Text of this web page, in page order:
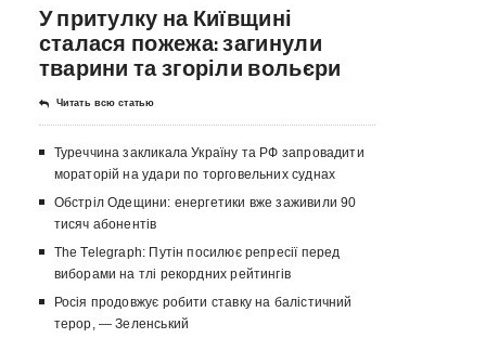
У притулку на Київщині
сталася пожежа: загинули
тварини та згоріли вольєри
Читать всю статью
Туреччина закликала Україну та РФ запровадити
мораторій на удари по торговельних суднах
Обстріл Одещини: енергетики вже заживили 90
тисяч абонентів
The Telegraph: Путін посилює репресії перед
виборами на тлі рекордних рейтингів
Росія продовжує робити ставку на балістичний
терор, — Зеленський